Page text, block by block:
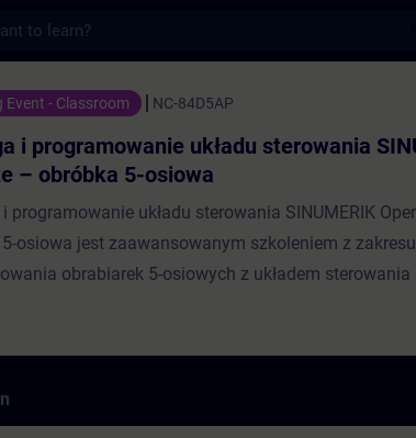
układu sterowania
Event - Classroom NC-84D5AP
i programowanie układu sterowania
– obróbka 5-osiowa
i programowanie układu sterowania SINUMERIK
osiowa jest zaawansowanym szkoleniem z
obrabiarek 5-osiowych z układem sterowania